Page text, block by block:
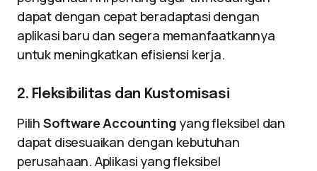
dapat dengan cepat beradaptasi dengan
aplikasi baru dan segera memanfaatkannya
untuk meningkatkan efisiensi kerja.
2. Fleksibilitas dan Kustomisasi
Pilih Software Accounting yang fleksibel dan
dapat disesuaikan dengan kebutuhan
perusahaan. Aplikasi yang fleksibel